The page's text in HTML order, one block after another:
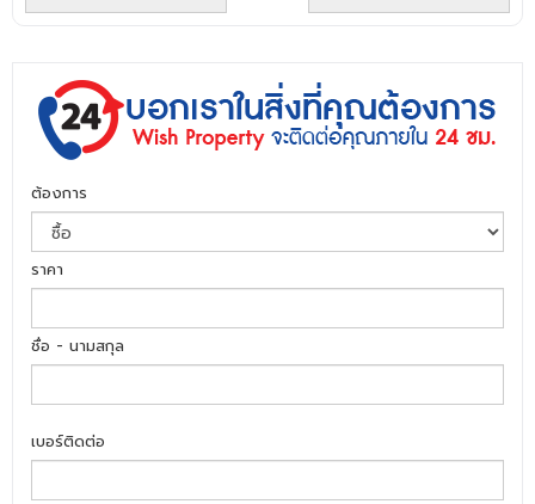
ต้องการ
ราคา
ชื่อ - นามสกุล
เบอร์ติดต่อ